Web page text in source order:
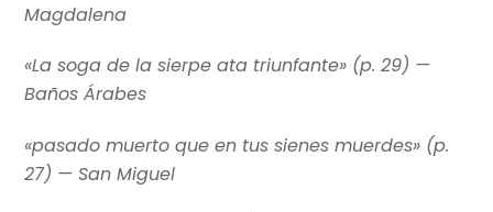
Magdalena
«La soga de la sierpe ata triunfante» (p. 29) —
Baños Árabes
«pasado muerto que en tus sienes muerdes» (p.
27) —San Miguel